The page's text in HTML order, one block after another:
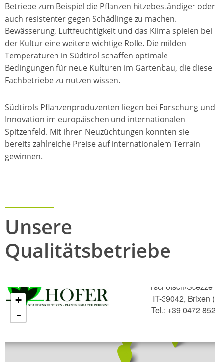
Betriebe zum Beispiel die Pflanzen hitzebeständiger oder
auch resistenter gegen Schädlinge zu machen.
Bewässerung, Luftfeuchtigkeit und das Klima spielen bei
der Kultur eine weitere wichtige Rolle. Die milden
Temperaturen in Südtirol schaffen optimale
Bedingungen für neue Kulturen im Gartenbau, die diese
Fachbetriebe zu nutzen wissen.
Südtirols Pflanzenproduzenten liegen bei Forschung und
Innovation im europäischen und internationalen
Spitzenfeld. Mit ihren Neuzüchtungen konnten sie
bereits zahlreiche Preise auf internationalem Terrain
gewinnen.
Unsere
Qualitätsbetriebe
Tschötsch/Scezze
IT-39042, Brixen
Tel.: +39 0472
+
-